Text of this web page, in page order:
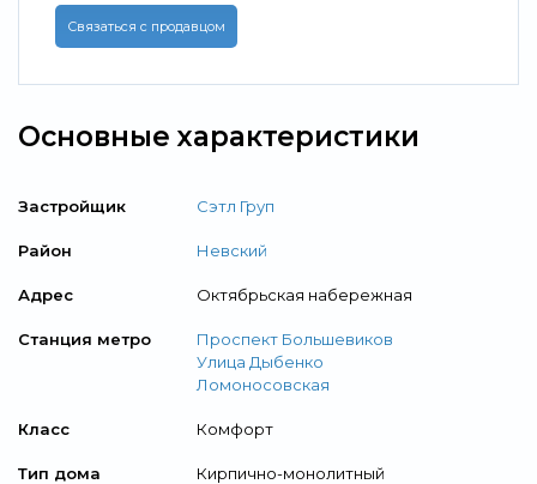
Связаться с продавцом
Основные характеристики
Застройщик Сэтл Груп
Район Невский
Адрес Октябрьская набережная
Станция метро
Проспект Большевиков
Улица Дыбенко
Ломоносовская
Класс Комфорт
Тип дома Кирпично-монолитный